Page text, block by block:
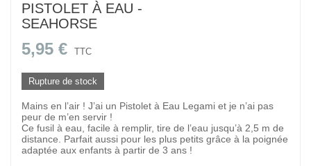
PISTOLET À EAU -
SEAHORSE
5,95 € TTC
Rupture de stock
Mains en l’air ! J’ai un Pistolet à Eau Legami et je n’ai pas
peur de m’en servir !
Ce fusil à eau, facile à remplir, tire de l’eau jusqu’à 2,5 m de
distance. Parfait aussi pour les plus petits grâce à la poignée
adaptée aux enfants à partir de 3 ans !